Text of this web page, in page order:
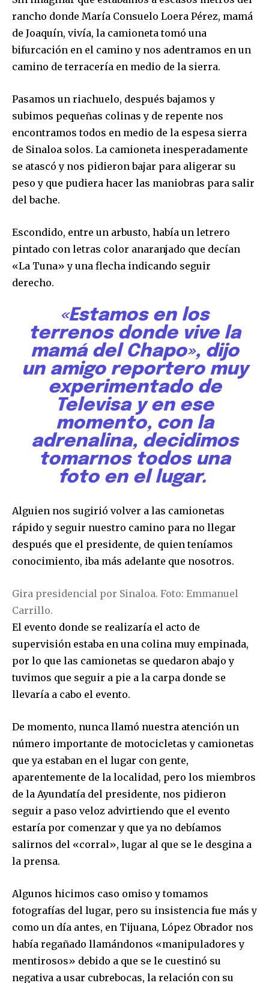
Únete a nuestra comunidad de
suscriptores y sé parte de la
conversación.
Para suscribirte, solo escribe tu dirección de correo eletrónico
y da click en el botón de "suscribir". No te preocupes,
respetamos tu privacidad y no enviaremos correo basura a tu
SUSCRIBIR
Acepto laPolítica de Privacidad.
32,111
rancho donde María Consuelo Loera Pérez, mamá
de Joaquín, vivía, la camioneta tomó una
bifurcación en el camino y nos adentramos en un
camino de terracería en medio de la sierra.
Pasamos un riachuelo, después bajamos y
subimos pequeñas colinas y de repente nos
encontramos todos en medio de la espesa sierra
de Sinaloa solos. La camioneta inesperadamente
se atascó y nos pidieron bajar para aligerar su
peso y que pudiera hacer las maniobras para salir
del bache.
Escondido, entre un arbusto, había un letrero
pintado con letras color anaranjado que decían
«La Tuna» y una flecha indicando seguir
derecho.
«Estamos en los
terrenos donde vive la
mamá del Chapo», dijo
un amigo reportero muy
experimentado de
Televisa y en ese
momento, con la
adrenalina, decidimos
tomarnos todos una
foto en el lugar.
Alguien nos sugirió volver a las camionetas
rápido y seguir nuestro camino para no llegar
después que el presidente, de quien teníamos
conocimiento, iba más adelante que nosotros.
Gira presidencial por Sinaloa. Foto: Emmanuel
Carrillo.
El evento donde se realizaría el acto de
supervisión estaba en una colina muy empinada,
por lo que las camionetas se quedaron abajo y
tuvimos que seguir a pie a la carpa donde se
llevaría a cabo el evento.
De momento, nunca llamó nuestra atención un
número importante de motocicletas y camionetas
que ya estaban en el lugar con gente,
aparentemente de la localidad, pero los miembros
de la Ayundatía del presidente, nos pidieron
seguir a paso veloz advirtiendo que el evento
estaría por comenzar y que ya no debíamos
salirnos del «corral», lugar al que se le desgina a
la prensa.
Algunos hicimos caso omiso y tomamos
fotografías del lugar, pero su insistencia fue más y
como un día antes, en Tijuana, López Obrador nos
había regañado llamándonos «manipuladores y
mentirosos» debido a que se le cuestinó su
negativa a usar cubrebocas, la relación con su